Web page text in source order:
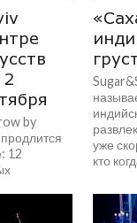
by
12
уже
кто